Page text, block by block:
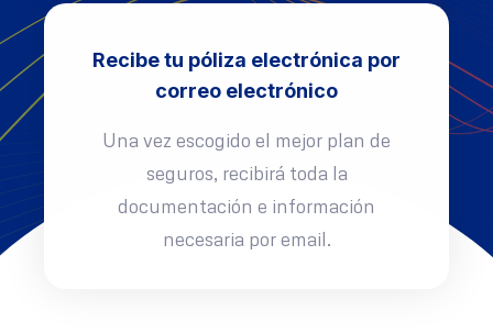
Recibe tu póliza electrónica por
correo electrónico
Una vez escogido el mejor plan de
seguros, recibirá toda la
documentación e información
necesaria por email.